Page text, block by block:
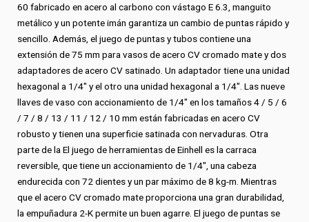
60 fabricado en acero al carbono con vástago E 6.3, manguito
metálico y un potente imán garantiza un cambio de puntas rápido y
sencillo. Además, el juego de puntas y tubos contiene una
extensión de 75 mm para vasos de acero CV cromado mate y dos
adaptadores de acero CV satinado. Un adaptador tiene una unidad
hexagonal a 1/4″ y el otro una unidad hexagonal a 1/4″. Las nueve
llaves de vaso con accionamiento de 1/4″ en los tamaños 4 / 5 / 6
/ 7 / 8 / 13 / 11 / 12 / 10 mm están fabricadas en acero CV
robusto y tienen una superficie satinada con nervaduras. Otra
parte de la El juego de herramientas de Einhell es la carraca
reversible, que tiene un accionamiento de 1/4″, una cabeza
endurecida con 72 dientes y un par máximo de 8 kg-m. Mientras
que el acero CV cromado mate proporciona una gran durabilidad,
la empuñadura 2-K permite un buen agarre. El juego de puntas se